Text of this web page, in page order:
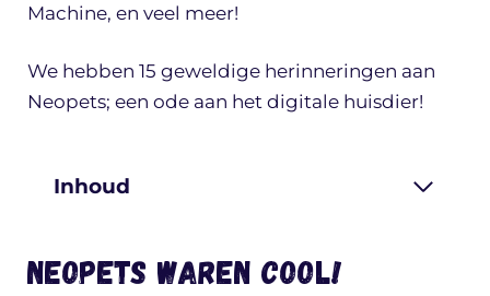
Machine, en veel meer!
We hebben 15 geweldige herinneringen aan
Neopets; een ode aan het digitale huisdier!
Inhoud
Neopets waren cool!